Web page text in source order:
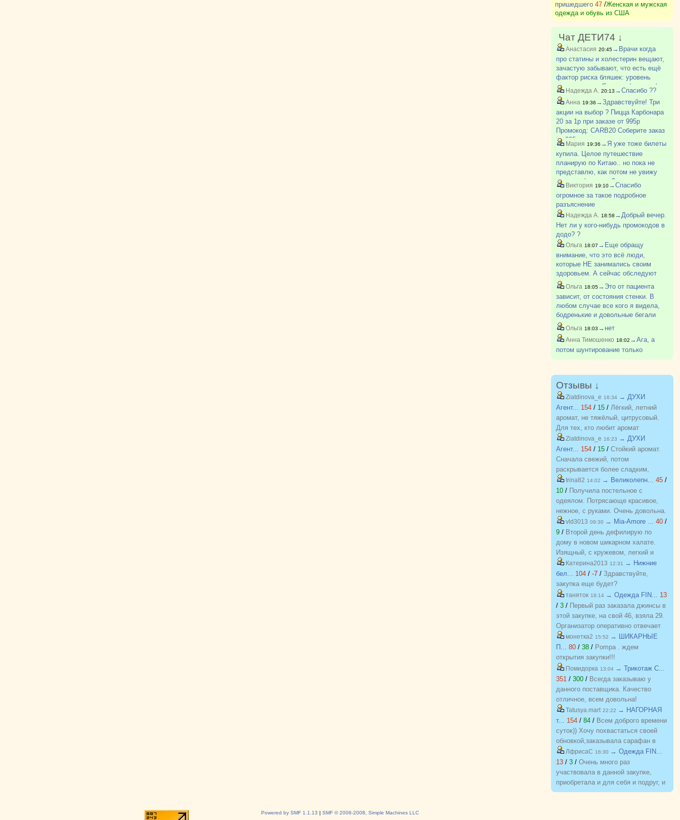
пришедшего 47/Женская и мужская
одежда и обувь из США
Чат ДЕТИ74 ↓
Анастасия 20:45→Врачи когда
про статины и холестерин вещают,
зачастую забывают, что есть ещё
фактор риска бляшек: уровень
гомоцистеина. Если он (уровень)
высокий, то "пробивает" стенки
сосудов, "заякоривается" в них, и
на торчащие из с?
Надежда А. 20:13 →Спасибо ??
Анна 19:36 →Здравствуйте! Три
акции на выбор ? Пицца Карбонара
20 за 1р при заказе от 995р
Промокод: CARB20 Соберите заказ
на 995р.. и укажите промокод -
пицца Карбонара 20 см появится в
корзине за 1 р. Обязательно
укажите телефон?
Мария 19:36 →Я уже тоже билеты
купила. Целое путешествие
планирую по Китаю.. но пока не
представлю, как потом не увижу
дочь до февраля ?
Виктория 19:10→Спасибо
огромное за такое подробное
разъяснение
Надежда А. 18:58 →Добрый вечер.
Нет ли у кого-нибудь промокодов в
додо? ?
Ольга 18:07 →Еще обращу
внимание, что это всё люди,
которые НЕ занимались своим
здоровьем. А сейчас обследуют
раньше, лекарства назначают,
отслеживают. Так что у нашего
поколения фора, я считаю.
Ольга 18:05→Это от пациента
зависит, от состояния стенки. В
любом случае все кого я видела,
бодренькие и довольные бегали
после операции
Ольга 18:03 →нет
Анна Тимошенко 18:02 →Ага, а
потом шунтирование только
Отзывы ↓
Ziatdinova_e 16:34 → ДУХИ
Агент... 154 / 15 / Лёгкий, летний
аромат, не тяжёлый, цитрусовый.
Для тех, кто любит аромат
бергамота, грейпфрута. С хорошей
стойкостью, на одежде еще долго
держится потом.
Ziatdinova_e 16:23 → ДУХИ
Агент... 154 / 15 / Стойкий аромат.
Сначала свежий, потом
раскрывается более сладким,
пряным. Очень похож на оригинал,
почти не отличить.
Irina82 14:02 → Великолепн... 45 /
10 / Получила постельное с
одеялом. Потрясающе красивое,
нежное, с руками. Очень довольна.
Хочу еще! Спасибо
vld3013 09:30 → Mia-Amore ... 40 /
9 / Второй день дефилирую по
дому в новом шикарном халате.
Изящный, с кружевом, легкий и
красивый. Куплен на распродаже
по отличной цене. Спасибо
организатору за возможность
приобретать красивые вещи по
приятным ценам. Желаю закупке
процветания и долгожительства
Катерина2013 12:31
→ Нижние
бел... 104 / -7 / Здравствуйте,
закупка еще будет?
таняток 18:14 → Одежда FIN... 13
/ 3 / Первый раз заказала джинсы в
этой закупке, на свой 46, взяла 29.
Организатор оперативно отвечает
на вопросы. Спасибо!!!
монетка2 15:52 → ШИКАРНЫЕ
П... 80 / 38 / Pompa . ждем
открытия закупки!!!
Помидорка 13:04 → Трикотаж C...
351 / 300 / Всегда заказываю у
данного поставщика. Качество
отличное, всем довольна!
Tatusya.mart 22:22 → НАГОРНАЯ
т... 154 / 84 / Всем доброго времени
суток)) Хочу похвастаться своей
обновкой,заказывала сарафан в
закупке (Нагорная трикотаж) и
осталась в полном восторге от
качества)) Соответствие
размерности и качество Выше
всяких похвал))
ЛфрисаС 16:30 → Одежда FIN...
13 / 3 / Очень много раз
участвовала в данной закупке,
приобретала и для себя и подруг, и
джинсы, и джемпера, и платья, и
Powered by SMF 1.1.13 | SMF © 2006-2008, Simple Machines LLC